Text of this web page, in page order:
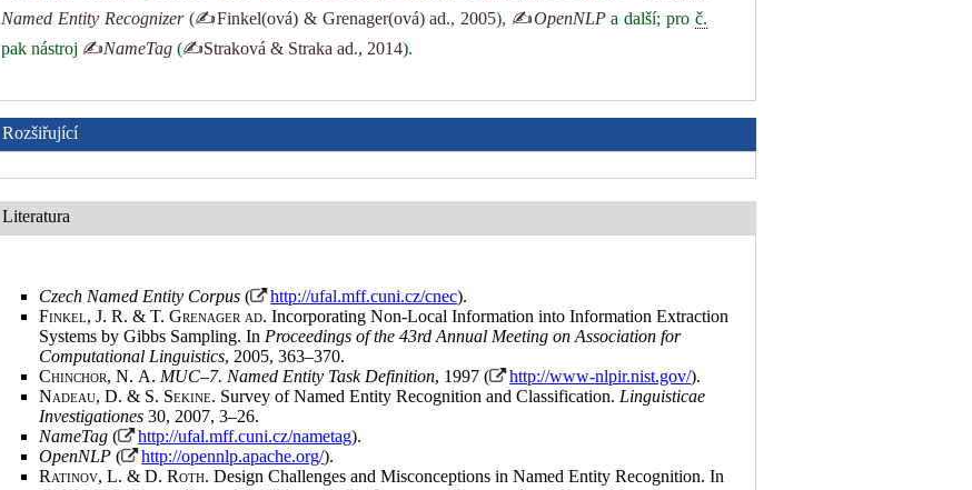
Named Entity Recognizer(✍Finkel(ová) & Grenager(ová) ad., 2005), ✍OpenNLPa další; pro č.
pak nástroj ✍NameTag (✍Straková & Straka ad., 2014).
Rozšiřující
Literatura
Czech Named Entity Corpus ( http://ufal.mff.cuni.cz/cnec).
Finkel, J. R. & T. Grenager ad. Incorporating Non-Local Information into Information Extraction
Systems by Gibbs Sampling. In Proceedings of the 43rd Annual Meeting on Association for
Computational Linguistics, 2005, 363–370.
Chinchor, N. A. MUC–7. Named Entity Task Definition, 1997 ( http://www-nlpir.nist.gov/).
Nadeau, D. & S. Sekine. Survey of Named Entity Recognition and Classification. Linguisticae
Investigationes 30, 2007, 3–26.
NameTag ( http://ufal.mff.cuni.cz/nametag).
OpenNLP ( http://opennlp.apache.org/).
Ratinov, L. & D. Roth. Design Challenges and Misconceptions in Named Entity Recognition. In